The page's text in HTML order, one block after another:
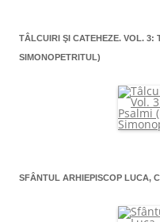
TÂLCUIRI ŞI CATEHEZE. VOL.
SIMONOPETRITUL)
SFÂNTUL ARHIEPISCOP LUCA,